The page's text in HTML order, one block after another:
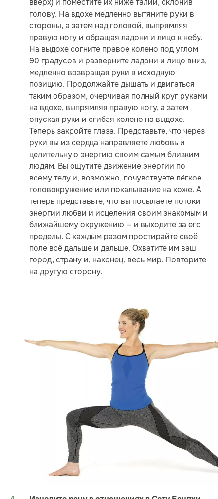
вверх) и поместите их ниже талии, склонив
голову. На вдохе медленно вытяните руки в
стороны, а затем над головой, выпрямляя
правую ногу и обращая ладони и лицо к небу.
На выдохе согните правое колено под углом
90 градусов и разверните ладони и лицо вниз,
медленно возвращая руки в исходную
позицию. Продолжайте дышать и двигаться
таким образом, очерчивая полный круг руками
на вдохе, выпрямляя правую ногу, а затем
опуская руки и сгибая колено на выдохе.
Теперь закройте глаза. Представьте, что через
руки вы из сердца направляете любовь и
целительную энергию своим самым близким
людям. Вы ощутите движение энергии по
всему телу и, возможно, почувствуете лёгкое
головокружение или покалывание на коже. А
теперь представьте, что вы посылаете потоки
энергии любви и исцеления своим знакомым и
ближайшему окружению — и выходите за его
пределы. С каждым разом простирайте своё
поле всё дальше и дальше. Охватите им ваш
город, страну и, наконец, весь мир. Повторите
на другую сторону.